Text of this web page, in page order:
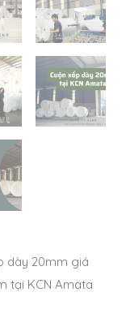
dày 20mm giá
tại KCN Amata